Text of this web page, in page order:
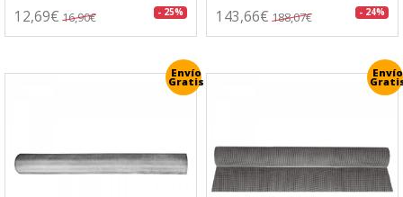
12,69€ 16,90€ - 25% 143,66€ 188,07€ - 24%
Envío
Gratis
Envío